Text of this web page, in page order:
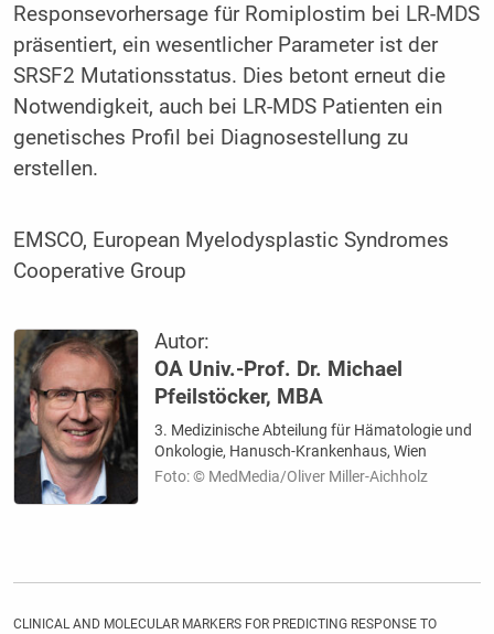
Responsevorhersage für Romiplostim bei LR-MDS
präsentiert, ein wesentlicher Parameter ist der
SRSF2 Mutationsstatus. Dies betont erneut die
Notwendigkeit, auch bei LR-MDS Patienten ein
genetisches Profil bei Diagnosestellung zu
erstellen.
EMSCO, European Myelodysplastic Syndromes
Cooperative Group
Autor:
OA Univ.-Prof. Dr. Michael
Pfeilstöcker, MBA
3. Medizinische Abteilung für Hämatologie und
Onkologie, Hanusch-Krankenhaus, Wien
Foto: © MedMedia/Oliver Miller-Aichholz
CLINICAL AND MOLECULAR MARKERS FOR PREDICTING RESPONSE TO